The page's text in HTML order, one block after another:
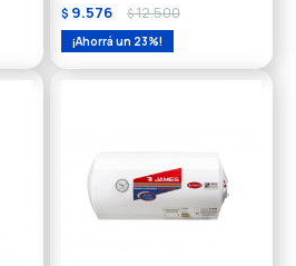
$ 9.576 $12.500
23